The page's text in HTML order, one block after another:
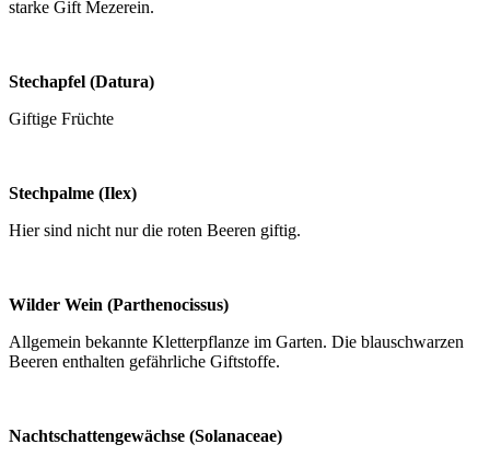
starke Gift Mezerein.
Stechapfel (Datura)
Giftige Früchte
Stechpalme (Ilex)
Hier sind nicht nur die roten Beeren giftig.
Wilder Wein (Parthenocissus)
Allgemein bekannte Kletterpflanze im Garten. Die blauschwarzen
Beeren enthalten gefährliche Giftstoffe.
Nachtschattengewächse (Solanaceae)